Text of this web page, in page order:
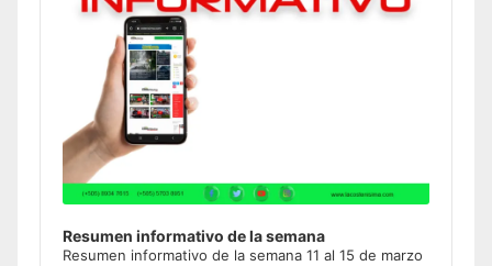
Resumen informativo de la semana
Resumen informativo de la semana 11 al 15 de marzo